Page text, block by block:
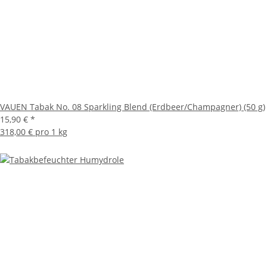
VAUEN Tabak No. 08 Sparkling Blend (Erdbeer/Champagner) (50 g)
15,90 € *
318,00 € pro 1 kg